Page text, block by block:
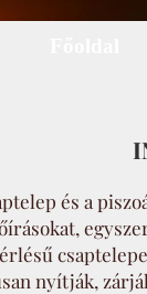
és a
nyítják,